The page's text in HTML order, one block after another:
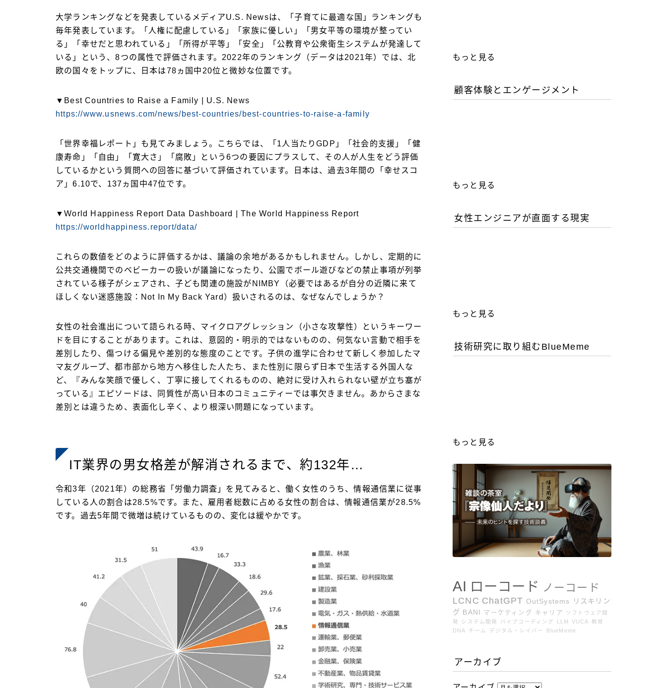
大学ランキングなどを発表しているメディアU.S. Newsは、「子育てに最適な国」ランキングも
毎年発表しています。「人権に配慮している」「家族に優しい」「男女平等の環境が整ってい
る」「幸せだと思われている」「所得が平等」「安全」「公教育や公衆衛生システムが発達して
いる」という、8つの属性で評価されます。2022年のランキング（データは2021年）では、北
欧の国々をトップに、日本は78ヵ国中20位と微妙な位置です。
▼Best Countries to Raise a Family | U.S. News
https://www.usnews.com/news/best-countries/best-countries-to-raise-a-family
「世界幸福レポート」も見てみましょう。こちらでは、「1人当たりGDP」「社会的支援」「健
康寿命」「自由」「寛大さ」「腐敗」という6つの要因にプラスして、その人が人生をどう評価
しているかという質問への回答に基づいて評価されています。日本は、過去3年間の「幸せスコ
ア」6.10で、137ヵ国中47位です。
▼World Happiness Report Data Dashboard | The World Happiness Report
https://worldhappiness.report/data/
これらの数値をどのように評価するかは、議論の余地があるかもしれません。しかし、定期的に
公共交通機関でのベビーカーの扱いが議論になったり、公園でボール遊びなどの禁止事項が列挙
されている様子がシェアされ、子ども関連の施設がNIMBY（必要ではあるが自分の近隣に来て
ほしくない迷惑施設：Not In My Back Yard）扱いされるのは、なぜなんでしょうか？
女性の社会進出について語られる時、マイクロアグレッション（小さな攻撃性）というキーワー
ドを目にすることがあります。これは、意図的・明示的ではないものの、何気ない言動で相手を
差別したり、傷つける偏見や差別的な態度のことです。子供の進学に合わせて新しく参加したマ
マ友グループ、都市部から地方へ移住した人たち、また性別に限らず日本で生活する外国人な
ど、『みんな笑顔で優しく、丁寧に接してくれるものの、絶対に受け入れられない壁が立ち塞が
っている』エピソードは、同質性が高い日本のコミュニティーでは事欠きません。あからさまな
差別とは違うため、表面化し辛く、より根深い問題になっています。
IT業界の男女格差が解消されるまで、約132年…
令和3年（2021年）の総務省「労働力調査」を見てみると、働く女性のうち、情報通信業に従事
している人の割合は28.5%です。また、雇用者総数に占める女性の割合は、情報通信業が28.5%
です。過去5年間で微増は続けているものの、変化は緩やかです。
もっと見る
顧客体験とエンゲージメント
もっと見る
女性エンジニアが直面する現実
もっと見る
技術研究に取り組むBlueMeme
もっと見る
AI ローコード ノーコード
LCNC ChatGPT OutSystems
リスキリン
グ BANI マーケティング キャリア
ソフトウェア開
発
システム開発 バイブコーディング LLM VUCA
教育
DNA
チーム デジタル・レイバー BlueMeme
アーカイブ